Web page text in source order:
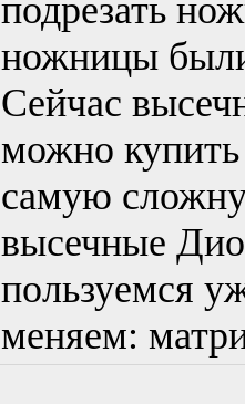
подрезать
ножницы
Сейчас
можно
самую
высечные
пользуемся
меняем: